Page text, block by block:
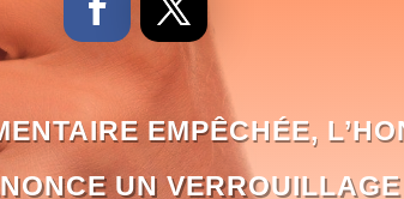
EMPÊCHÉE,
UN